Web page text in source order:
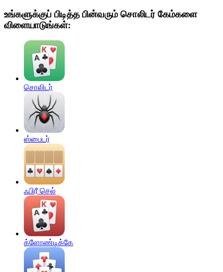
உங்களுக்குப் பிடித்த பின்வரும் சொலிடர் கேம்களை
விளையாடுங்கள்:
சொலிடர்
ஸ்பைடர்
ஃபிரீ செல்
க்ளோண்டிக்கே